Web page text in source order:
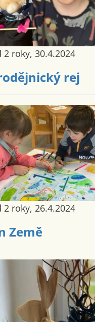
2 roky, 30.4.2024
rej
2 roky, 26.4.2024
Země